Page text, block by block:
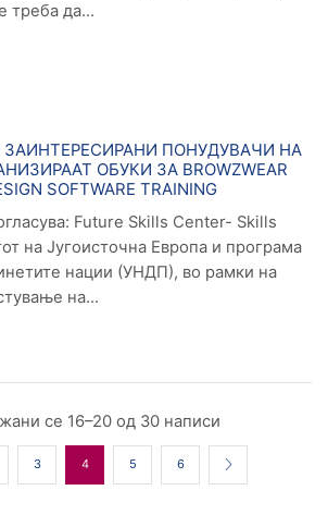
треба да...
ПОНУДУВАЧИ НА
ОБУКИ ЗA BROWZWEAR
SOFTWARE TRAINING
Future Skills Center- Skills
на Југоисточна Европа и програма
нации (УНДП), во рамки на
на...
се 16–20 од 30 написи
3 4 5 6